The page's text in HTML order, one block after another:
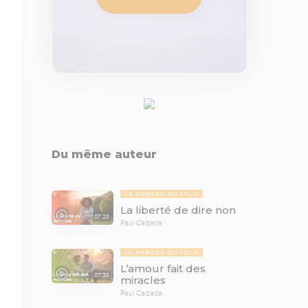
Du même auteur
07:28
LA PENSÉE DU JOUR
La liberté de dire non
Paul Calzada
07:38
LA PENSÉE DU JOUR
L’amour fait des
miracles
Paul Calzada